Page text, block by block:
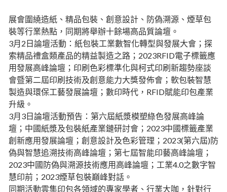
展會圍繞造紙、精品包裝、創意設計、防偽溯源、煙草包
裝等行業熱點，同期將舉辦十餘場高品質論壇。
3月2日論壇活動：紙包裝工業數智化轉型與發展大會；探
索精品禮盒類產品的精益製造之路；2023RFID電子標籤應
用發展高峰論壇；印刷色彩標準化與柯式印刷新趨勢座談
會暨第二屆印刷技術及創意能力大獎發佈會；軟包裝智慧
製造與環保工藝發展論壇；數印時代，RFID賦能印包產業
升級。
3月3日論壇活動預告：第六屆紙漿模塑綠色發展高峰論
壇；中國紙漿及包裝紙產業鏈研討會；2023中國標籤產業
創新應用發展論壇；創意設計及色彩管理；2023(第六屆)防
偽與智慧追溯技術高峰論壇；第七屆智能印藝高峰論壇；
2023中國防偽與溯源技術應用高峰論壇；工業4.0之數字智
慧印前；2023煙草包裝巔峰對話。
同期活動雲集印包各領域的專家學者、行業大咖，針對行